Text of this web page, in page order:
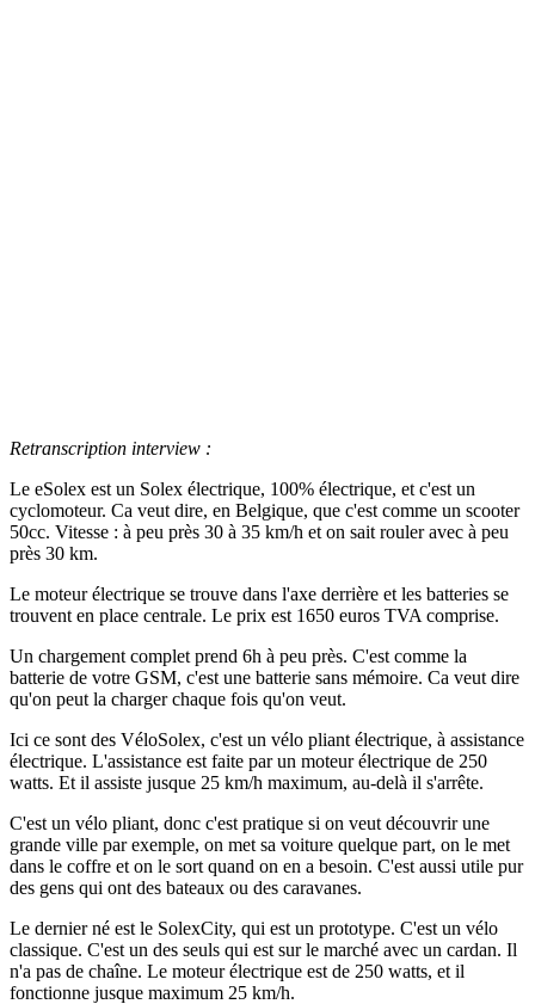
Retranscription interview :
Le eSolex est un Solex électrique, 100% électrique, et c'est un
cyclomoteur. Ca veut dire, en Belgique, que c'est comme un scooter
50cc. Vitesse : à peu près 30 à 35 km/h et on sait rouler avec à peu
près 30 km.
Le moteur électrique se trouve dans l'axe derrière et les batteries se
trouvent en place centrale. Le prix est 1650 euros TVA comprise.
Un chargement complet prend 6h à peu près. C'est comme la
batterie de votre GSM, c'est une batterie sans mémoire. Ca veut dire
qu'on peut la charger chaque fois qu'on veut.
Ici ce sont des VéloSolex, c'est un vélo pliant électrique, à assistance
électrique. L'assistance est faite par un moteur électrique de 250
watts. Et il assiste jusque 25 km/h maximum, au-delà il s'arrête.
C'est un vélo pliant, donc c'est pratique si on veut découvrir une
grande ville par exemple, on met sa voiture quelque part, on le met
dans le coffre et on le sort quand on en a besoin. C'est aussi utile pur
des gens qui ont des bateaux ou des caravanes.
Le dernier né est le SolexCity, qui est un prototype. C'est un vélo
classique. C'est un des seuls qui est sur le marché avec un cardan. Il
n'a pas de chaîne. Le moteur électrique est de 250 watts, et il
fonctionne jusque maximum 25 km/h.